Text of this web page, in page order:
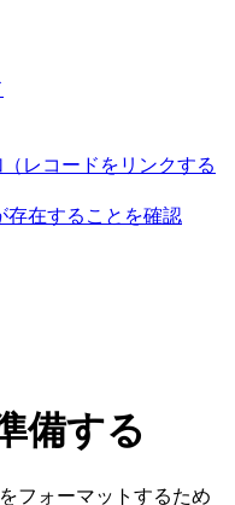
レコードをリンクする
存在することを確認
備する
フォーマットするため